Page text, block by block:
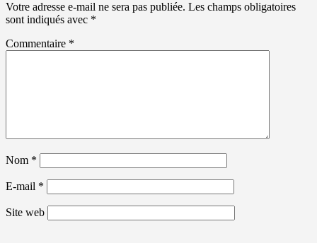
Votre adresse e-mail ne sera pas publiée. Les champs obligatoires
sont indiqués avec *
Commentaire *
Nom *
E-mail *
Site web